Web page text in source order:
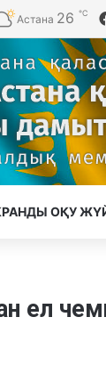
Астана 26 ℃
ОҚУ
ел